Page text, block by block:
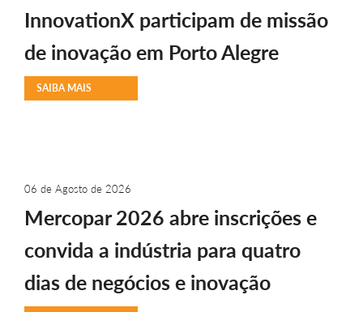
InnovationX participam de missão
de inovação em Porto Alegre
SAIBA MAIS
06 de Agosto de 2026
Mercopar 2026 abre inscrições e
convida a indústria para quatro
dias de negócios e inovação